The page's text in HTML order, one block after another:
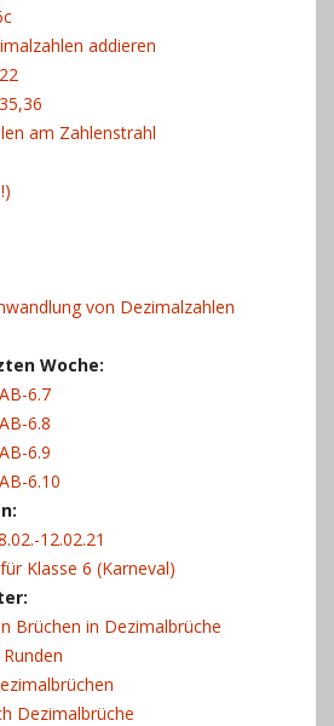
addieren
am Zahlenstrahl
von Dezimalzahlen
Woche:
6.7
6.8
6.9
6.10
12.02.21
Klasse 6 (Karneval)
Brüchen in Dezimalbrüche
Dezimalbrüche